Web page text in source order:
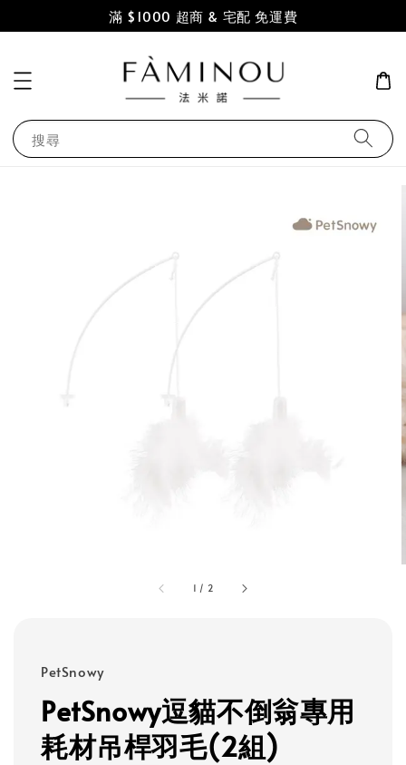
滿 $1000 超商 & 宅配 免運費
搜尋
1 / 2
PetSnowy
PetSnowy逗貓不倒翁專用
耗材吊桿羽毛(2組)